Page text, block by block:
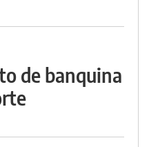
de banquina